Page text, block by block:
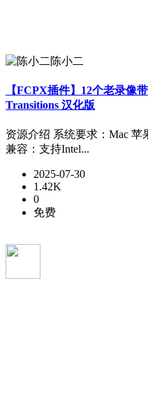
陈小二
【FCPX插件】12个老录像
Transitions 汉化版
资源介绍 系统要求：Mac
兼容：支持Intel...
2025-07-30
1.42K
0
免费